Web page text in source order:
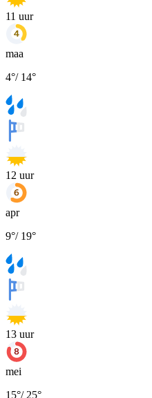
11 uur
maa
4°/ 14°
12 uur
apr
9°/ 19°
13 uur
mei
15°/ 25°